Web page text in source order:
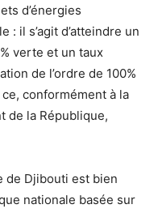
d’énergies
: il s’agit d’atteindre un
verte et un taux
de l’ordre de 100%
conformément à la
de la République,
de Djibouti est bien
nationale basée sur